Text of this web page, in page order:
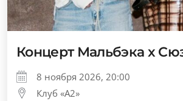
Концерт Мальбэка x
8 ноября 2026, 20:00
Клуб «А2»